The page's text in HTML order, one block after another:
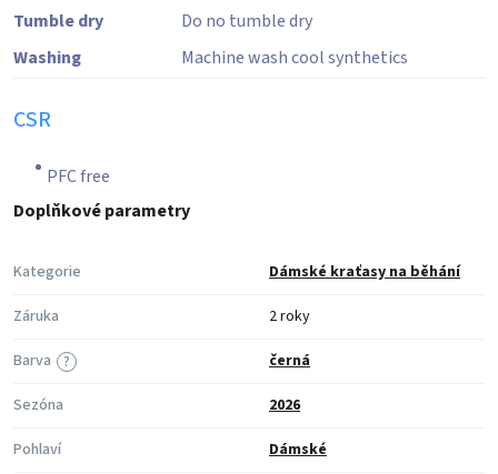
Tumble dry
Do no tumble dry
Washing
Machine wash cool synthetics
CSR
PFC free
Doplňkové parametry
Kategorie
Dámské kraťasy na běhání
Záruka
2 roky
?
Barva
černá
Sezóna
2026
Pohlaví
Dámské